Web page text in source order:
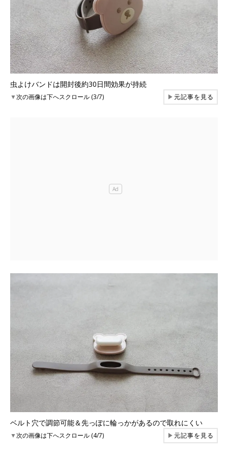
虫よけバンドは開封後約30日間効果が持続
▼次の画像は下へスクロール (3/7) ▶元記事を見る
ベルト穴で調節可能＆先っぽに輪っかがあるので取れにくい
▼次の画像は下へスクロール (4/7) ▶元記事を見る